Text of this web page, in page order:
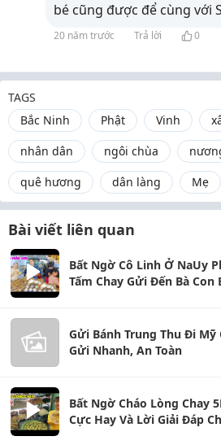
bé cũng được để cùng với
20 năm trước Trả lời 0
TAGS
Bắc Ninh
Phật Vinh
nhân dân
ngôi chùa
quê hương
dân làng Mẹ
Bài viết liên quan
Bất Ngờ Cô Linh Ở NaUy
Tấm Chay Gửi Đến Bà Con
Gửi Bánh Trung Thu Đi Mỹ
Gửi Nhanh, An Toàn
Bất Ngờ Cháo Lòng Chay
Cực Hay Và Lời Giải Đáp